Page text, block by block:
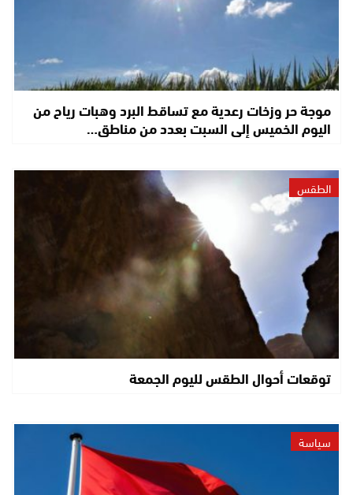
موجة حر وزخات رعدية مع تساقط البرد وهبات رياح من
اليوم الخميس إلى السبت بعدد من مناطق…
الطقس
توقعات أحوال الطقس لليوم الجمعة
سياسة